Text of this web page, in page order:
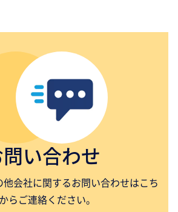
い合わせ
会社に関するお問い合わせはこち
らご連絡ください。